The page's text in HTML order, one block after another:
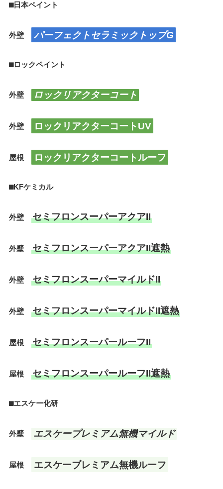
⬛︎日本ペイント
外壁 パーフェクトセラミックトップG
⬛︎ロックペイント
外壁 ロックリアクターコート
外壁 ロックリアクターコートUV
屋根 ロックリアクターコートルーフ
⬛︎KFケミカル
外壁 セミフロンスーパーアクアII
外壁 セミフロンスーパーアクアII遮熱
外壁 セミフロンスーパーマイルドII
外壁 セミフロンスーパーマイルドII遮熱
屋根 セミフロンスーパールーフII
屋根 セミフロンスーパールーフII遮熱
⬛︎エスケー化研
外壁 エスケープレミアム無機マイルド
屋根 エスケーブレミアム無機ルーフ